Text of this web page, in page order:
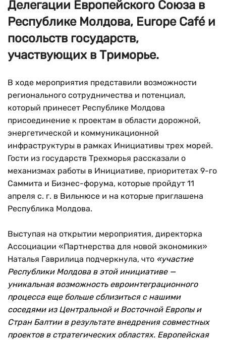
Делегации Европейского Союза в
Республике Молдова, Europe Café и
посольств государств,
участвующих в Триморье.
В ходе мероприятия представили возможности
регионального сотрудничества и потенциал,
который принесет Республике Молдова
присоединение к проектам в области дорожной,
энергетической и коммуникационной
инфраструктуры в рамках Инициативы трех морей.
Гости из государств Трехморья рассказали о
механизмах работы в Инициативе, приоритетах 9-го
Саммита и Бизнес-форума, которые пройдут 11
апреля с. г. в Вильнюсе и на которые приглашена
Республика Молдова.
Выступая на открытии мероприятия, директорка
Ассоциации «Партнерства для новой экономики»
Наталья Гаврилица подчеркнула, что «участие
Республики Молдова в этой инициативе —
уникальная возможность евроинтеграционного
процесса еще больше сблизиться с нашими
соседями из Центральной и Восточной Европы и
Стран Балтии в результате внедрения совместных
проектов в стратегических областях. Европейская